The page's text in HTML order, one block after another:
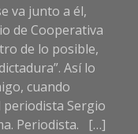
va junto a él,
de Cooperativa
de lo posible,
Así lo
cuando
Sergio
Periodista. […]